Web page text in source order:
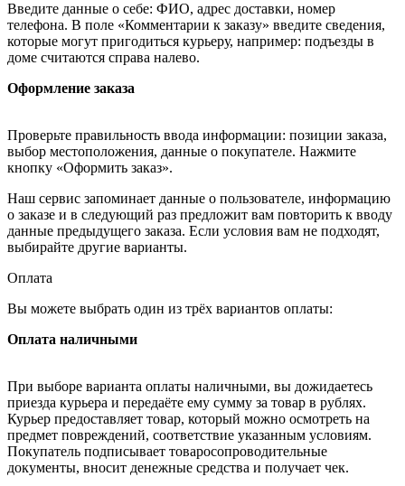
Введите данные о себе: ФИО, адрес доставки, номер
телефона. В поле «Комментарии к заказу» введите сведения,
которые могут пригодиться курьеру, например: подъезды в
доме считаются справа налево.
Оформление заказа
Проверьте правильность ввода информации: позиции заказа,
выбор местоположения, данные о покупателе. Нажмите
кнопку «Оформить заказ».
Наш сервис запоминает данные о пользователе, информацию
о заказе и в следующий раз предложит вам повторить к вводу
данные предыдущего заказа. Если условия вам не подходят,
выбирайте другие варианты.
Оплата
Вы можете выбрать один из трёх вариантов оплаты:
Оплата наличными
При выборе варианта оплаты наличными, вы дожидаетесь
приезда курьера и передаёте ему сумму за товар в рублях.
Курьер предоставляет товар, который можно осмотреть на
предмет повреждений, соответствие указанным условиям.
Покупатель подписывает товаросопроводительные
документы, вносит денежные средства и получает чек.